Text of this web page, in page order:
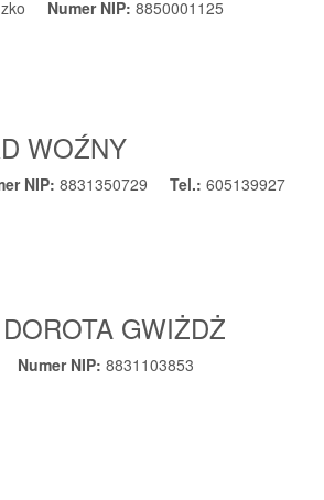
Numer NIP:8850001125
WOŹNY
NIP:8831350729 Tel.:605139927
GWIŻDŻ
Numer NIP:8831103853